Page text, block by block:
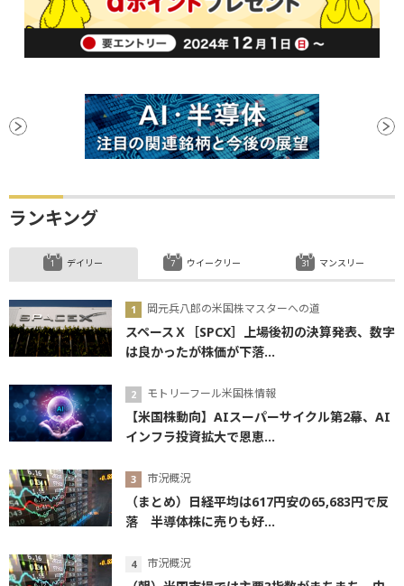
ランキング
デイリー
岡元兵八郎の米国株マスターへの道
スペースＸ［SPCX］上場後初の決算発表、数字
は良かったが株価が下落...
モトリーフール米国株情報
【米国株動向】AIスーパーサイクル第2幕、AI
インフラ投資拡大で恩恵...
市況概況
（まとめ）日経平均は617円安の65,683円で反
落 半導体株に売りも好...
市況概況
ウイークリー マンスリー